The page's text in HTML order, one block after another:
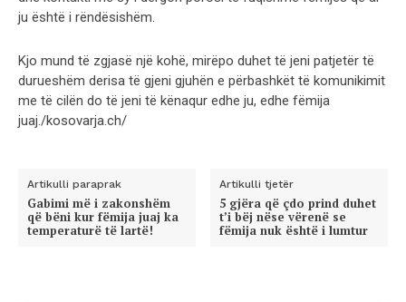
ju është i rëndësishëm.
Kjo mund të zgjasë një kohë, mirëpo duhet të jeni patjetër të
durueshëm derisa të gjeni gjuhën e përbashkët të komunikimit
me të cilën do të jeni të kënaqur edhe ju, edhe fëmija
juaj./kosovarja.ch/
Artikulli paraprak
Gabimi më i zakonshëm
që bëni kur fëmija juaj ka
temperaturë të lartë!
Artikulli tjetër
5 gjëra që çdo prind duhet
t’i bëj nëse vërenë se
fëmija nuk është i lumtur